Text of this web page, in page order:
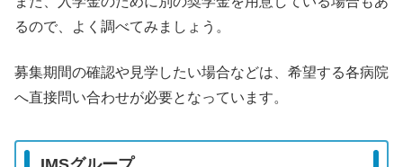
るので、よく調べてみましょう。
募集期間の確認や見学したい場合などは、希望する各病院
へ直接問い合わせが必要となっています。